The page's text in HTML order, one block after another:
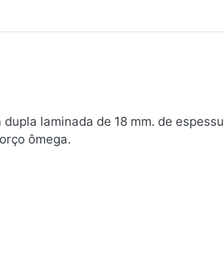
laminada de 18 mm. de
ômega.